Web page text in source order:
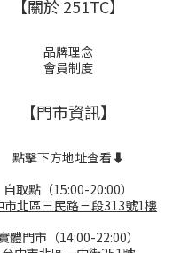
【關於 251TC】
品牌理念
會員制度
【門市資訊】
點擊下方地址查看⬇️
自取點（15:00-20:00）
市北區三民路三段313號1樓
體門市（14:00-22:00）